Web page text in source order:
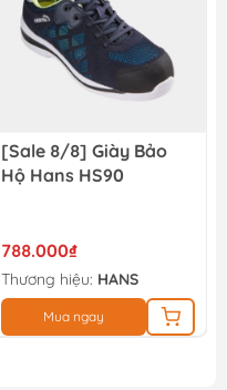
[Sale 8/8] Giày Bảo
Hộ Hans HS90
788.000₫
Thương hiệu: HANS
Mua ngay